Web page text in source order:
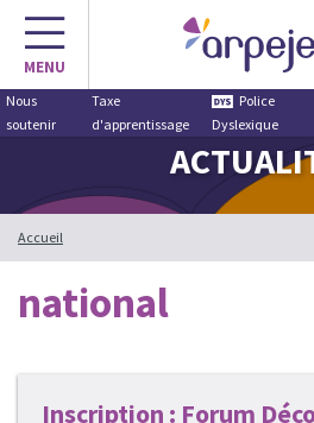
Aller
contenu
MENU
Nous
soutenir
Taxe
d'apprentissage
Police
Dyslexique
Accueil
national
Inscription : Forum